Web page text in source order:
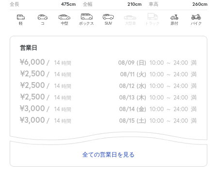
全長 475cm 全幅 210cm 車高 260cm
軽 コ 中型 ボックス SUV 大型車 トラック 原付 バイク
営業日
¥6,000 / 14 時間 08/09 (日) 10:00 ～ 24:00 満
¥2,500 / 14 時間 08/11 (火) 10:00 ～ 24:00 満
¥2,500 / 14 時間 08/12 (水) 10:00 ～ 24:00 満
¥2,500 / 14 時間 08/13 (木) 10:00 ～ 24:00 満
¥3,000 / 14 時間 08/14 (金) 10:00 ～ 24:00 満
¥3,000 / 14 時間 08/15 (土) 10:00 ～ 24:00 満
全ての営業日を見る